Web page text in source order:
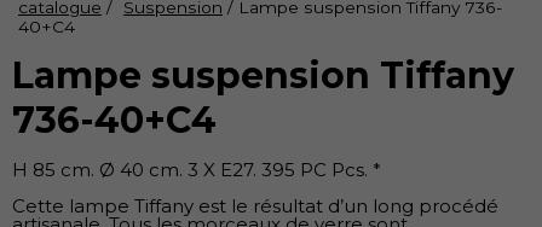
catalogue / Suspension / Lampe suspension Tiffany 736-
40+C4
Lampe suspension Tiffany
736-40+C4
H 85 cm. Ø 40 cm. 3 X E27. 395 PC Pcs. *
Cette lampe Tiffany est le résultat d’un long procédé